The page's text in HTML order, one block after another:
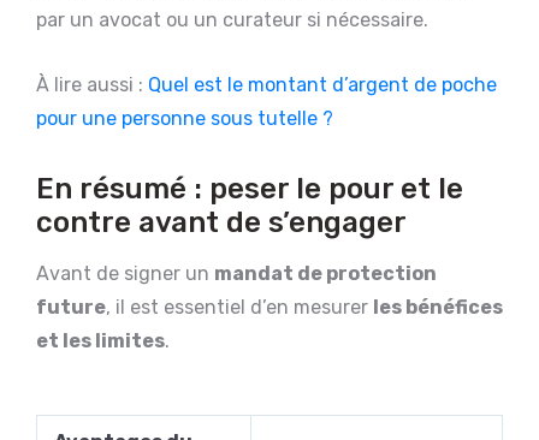
par un avocat ou un curateur si nécessaire.
À lire aussi : Quel est le montant d’argent de poche
pour une personne sous tutelle ?
En résumé : peser le pour et le
contre avant de s’engager
Avant de signer un mandat de protection
future, il est essentiel d’en mesurer les bénéfices
et les limites.